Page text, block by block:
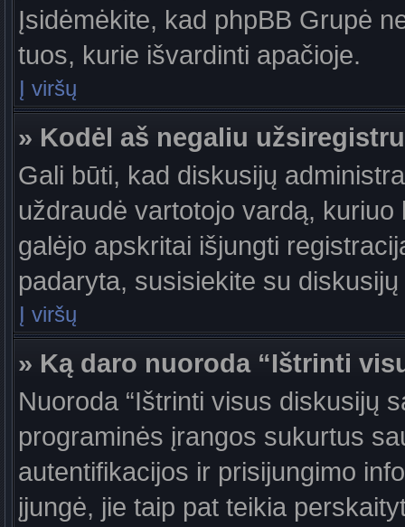
Įsidėmėkite, kad phpBB Grupė
tuos, kurie išvardinti apačioje.
Į viršų
» Kodėl aš negaliu
Gali būti, kad diskusijų
uždraudė vartotojo vardą,
galėjo apskritai išjungti
padaryta, susisiekite su
Į viršų
» Ką daro nuoroda “Ištrinti
Nuoroda “Ištrinti visus diskusijų
programinės įrangos sukurtus
autentifikacijos ir prisijungimo
įjungė, jie taip pat teikia